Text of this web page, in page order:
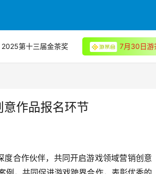
2025第十三届金茶奖 7月30日游
作品报名环节
合作伙伴，共同开启游戏领域营销创意